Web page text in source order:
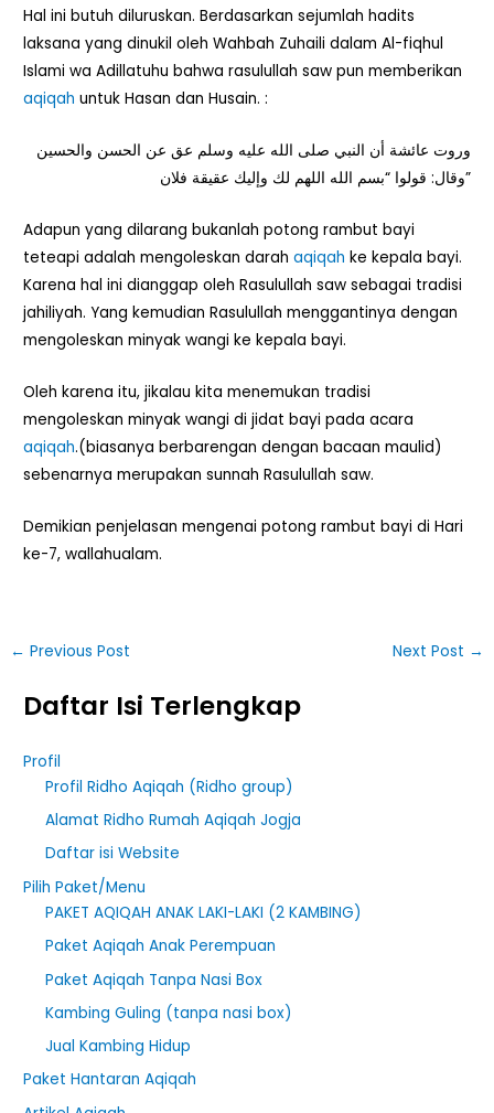
Hal ini butuh diluruskan. Berdasarkan sejumlah hadits
laksana yang dinukil oleh Wahbah Zuhaili dalam Al-fiqhul
Islami wa Adillatuhu bahwa rasulullah saw pun memberikan
aqiqahuntuk Hasan dan Husain. :
وروت عائشة أن النبي صلى الله عليه وسلم عق عن الحسن والحسين
وقال: قولوا “بسم الله اللهم لك وإليك عقيقة فلان”
Adapun yang dilarang bukanlah potong rambut bayi
teteapi adalah mengoleskan darahaqiqah ke kepala bayi.
Karena hal ini dianggap oleh Rasulullah saw sebagai tradisi
jahiliyah. Yang kemudian Rasulullah menggantinya dengan
mengoleskan minyak wangi ke kepala bayi.
Oleh karena itu, jikalau kita menemukan tradisi
mengoleskan minyak wangi di jidat bayi pada acara
aqiqah.(biasanya berbarengan dengan bacaan maulid)
sebenarnya merupakan sunnah Rasulullah saw.
Demikian penjelasan mengenai potong rambut bayi di Hari
ke-7, wallahualam.
← Previous Post Next Post →
Daftar Isi Terlengkap
Profil
Profil Ridho Aqiqah (Ridho group)
Alamat Ridho Rumah Aqiqah Jogja
Daftar isi Website
Pilih Paket/Menu
PAKET AQIQAH ANAK LAKI-LAKI (2 KAMBING)
Paket Aqiqah Anak Perempuan
Paket Aqiqah Tanpa Nasi Box
Kambing Guling (tanpa nasi box)
Jual Kambing Hidup
Paket Hantaran Aqiqah